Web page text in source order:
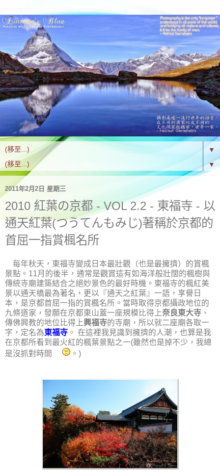
▼
▼
2011年2月2日 星期三
2010 紅葉の京都 - VOL 2.2 - 東福寺 - 以
通天紅葉(つうてんもみじ)著稱於京都的
首屈一指賞楓名所
每年秋天，東福寺變成日本最壯觀（也是最擁擠）的賞楓
景點。11月的後半，通常是觀賞這有如海洋般壯闊的楓樹與
傳統寺廟建築結合之絕妙景色的最好時機。東福寺的楓紅美
景以通天橋最為著名，更以『通天之紅葉』一語，享譽日
本，是京都首屈一指的賞楓名所。當時取得京都攝政地位的
九條道家，發願在京都東山蓋一座規模比得上奈良東大寺 、
傳佛興教的地位比得上興福寺的寺廟，所以就二座廟各取一
字，定名為東福寺 。 在這裡我見識到擁擠的人潮，也算是我
在京都所看到最火紅的楓葉景點之一(雖然也是掉不少，我總
是沒抓對時間
。)